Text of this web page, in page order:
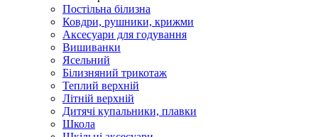
Постільна білизна
Ковдри, рушники, крижми
Аксесуари для годування
Вишиванки
Ясельний
Білизняний трикотаж
Теплий верхній
Літній верхній
Дитячі купальники, плавки
Школа